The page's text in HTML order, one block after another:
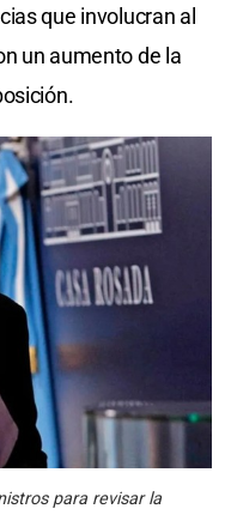
que involucran al
un aumento de la
para revisar la